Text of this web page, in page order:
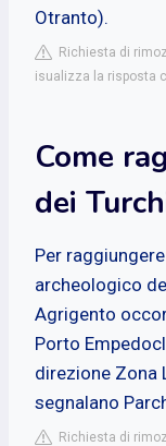
Otranto).
Richiesta di
isualizza la risposta
Come
dei
Per
archeologico
Agrigento
Porto
direzione Zona
segnalano
Richiesta di